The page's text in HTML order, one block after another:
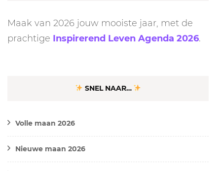
Maak van 2026 jouw mooiste jaar, met de
prachtige Inspirerend Leven Agenda 2026.
SNEL NAAR…
Volle maan 2026
Nieuwe maan 2026